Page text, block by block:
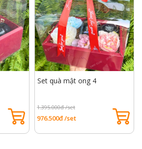
Set quà mật ong 4
1.395.000đ /set
976.500đ /set